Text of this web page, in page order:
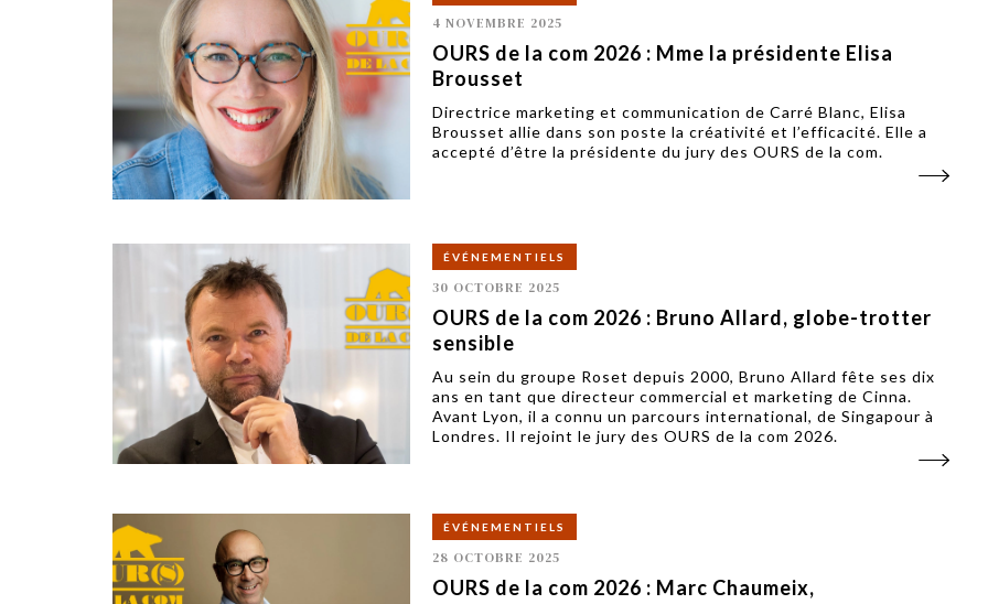
4 NOVEMBRE 2025
OURS de la com 2026 : Mme la présidente Elisa
Brousset
Directrice marketing et communication de Carré Blanc, Elisa
Brousset allie dans son poste la créativité et l’efficacité. Elle a
accepté d’être la présidente du jury des OURS de la com.
ÉVÉNEMENTIELS
30 OCTOBRE 2025
OURS de la com 2026 : Bruno Allard, globe-trotter
sensible
Au sein du groupe Roset depuis 2000, Bruno Allard fête ses dix
ans en tant que directeur commercial et marketing de Cinna.
Avant Lyon, il a connu un parcours international, de Singapour à
Londres. Il rejoint le jury des OURS de la com 2026.
ÉVÉNEMENTIELS
28 OCTOBRE 2025
OURS de la com 2026 : Marc Chaumeix,